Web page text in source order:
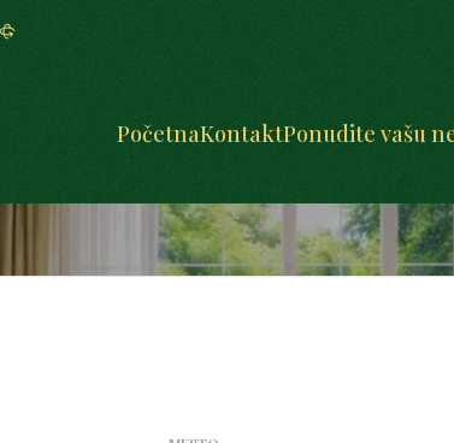
PočetnaKontaktPonudite vašu